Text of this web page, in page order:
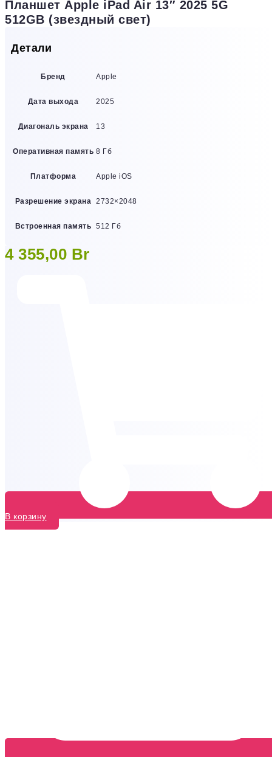
Планшет Apple iPad Air 13″ 2025 5G
512GB (звездный свет)
Детали
Бренд Apple
Дата выхода 2025
Диагональ экрана 13
Оперативная память 8 Гб
Платформа Apple iOS
Разрешение экрана 2732×2048
Встроенная память 512 Гб
4 355,00 Br
В корзину